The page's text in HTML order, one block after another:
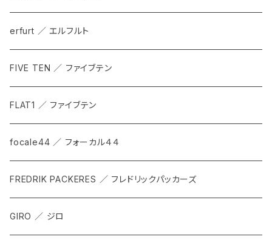
erfurt ／ エルフルト
FIVE TEN ／ ファイブテン
FLAT1 ／ ファイブテン
focale44 ／ フォーカル４４
FREDRIK PACKERES ／ フレドリックパッカーズ
GIRO ／ ジロ